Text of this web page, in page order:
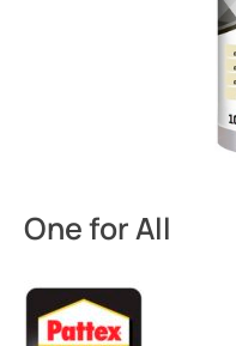
One for All